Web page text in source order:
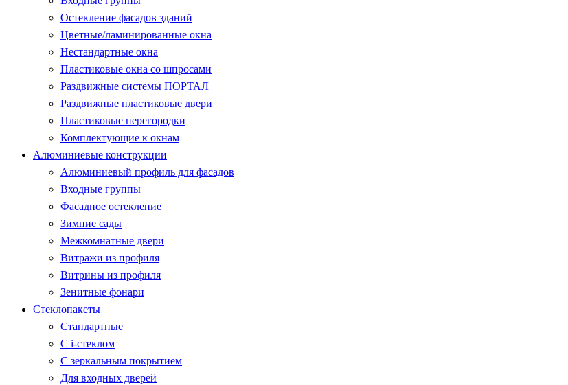
Остекление фасадов зданий
Цветные/ламинированные окна
Нестандартные окна
Пластиковые окна со шпросами
Раздвижные системы ПОРТАЛ
Раздвижные пластиковые двери
Пластиковые перегородки
Комплектующие к окнам
Алюминиевые конструкции
Алюминиевый профиль для фасадов
Входные группы
Фасадное остекление
Зимние сады
Межкомнатные двери
Витражи из профиля
Витрины из профиля
Зенитные фонари
Стеклопакеты
Стандартные
С i-стеклом
С зеркальным покрытием
Для входных дверей